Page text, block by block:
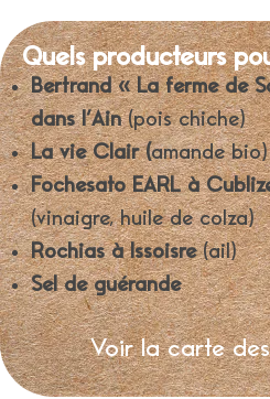
Quels producteurs
Bertrand « La ferme de
dans l’Ain(pois chiche)
La vie Clair (amande bio)
Fochesato EARL à
(vinaigre, huile de colza)
Rochias à Issoisre(ail)
Sel de guérande
Voir la carte